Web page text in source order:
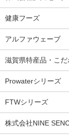
健康フーズ
アルファウェーブ
滋賀県特産品・こだ
Prowaterシリーズ
FTWシリーズ
株式会社NINE